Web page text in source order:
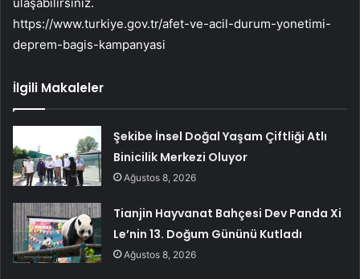
https://www.turkiye.gov.tr/afet-ve-acil-durum-yonetimi-
deprem-bagis-kampanyasi
İlgili Makaleler
Şekibe İnsel Doğal Yaşam Çiftliği Atlı
Binicilik Merkezi Oluyor
Ağustos 8, 2026
Tianjin Hayvanat Bahçesi Dev Panda Xi
Le’nin 13. Doğum Gününü Kutladı
Ağustos 8, 2026